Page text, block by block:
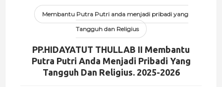
Membantu Putra Putri anda menjadi pribadi yang
Tangguh dan Religius
PP.HIDAYATUT THULLAB II Membantu
Putra Putri Anda Menjadi Pribadi Yang
Tangguh Dan Religius. 2025-2026